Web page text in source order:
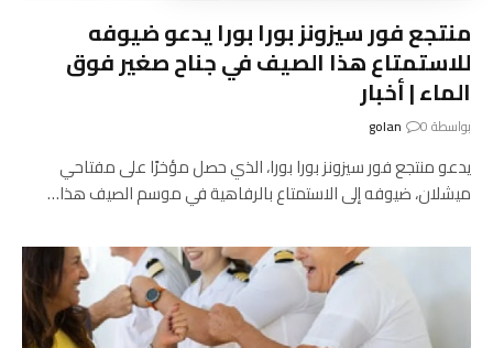
منتجع فور سيزونز بورا بورا يدعو ضيوفه
للاستمتاع هذا الصيف في جناح صغير فوق
الماء | أخبار
بواسطة golan 0
يدعو منتجع فور سيزونز بورا بورا، الذي حصل مؤخرًا على مفتاحي
ميشلان، ضيوفه إلى الاستمتاع بالرفاهية في موسم الصيف هذا…